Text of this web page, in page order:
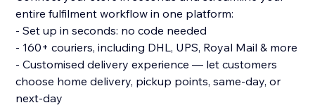
entire fulfilment workflow in one platform:
- Set up in seconds: no code needed
- 160+ couriers, including DHL, UPS, Royal Mail & more
- Customised delivery experience — let customers
choose home delivery, pickup points, same-day, or
next-day